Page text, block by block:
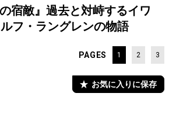
宿敵』過去と対峙するイワ
フ・ラングレンの物語
PAGES 1 2 3
お気に入りに保存